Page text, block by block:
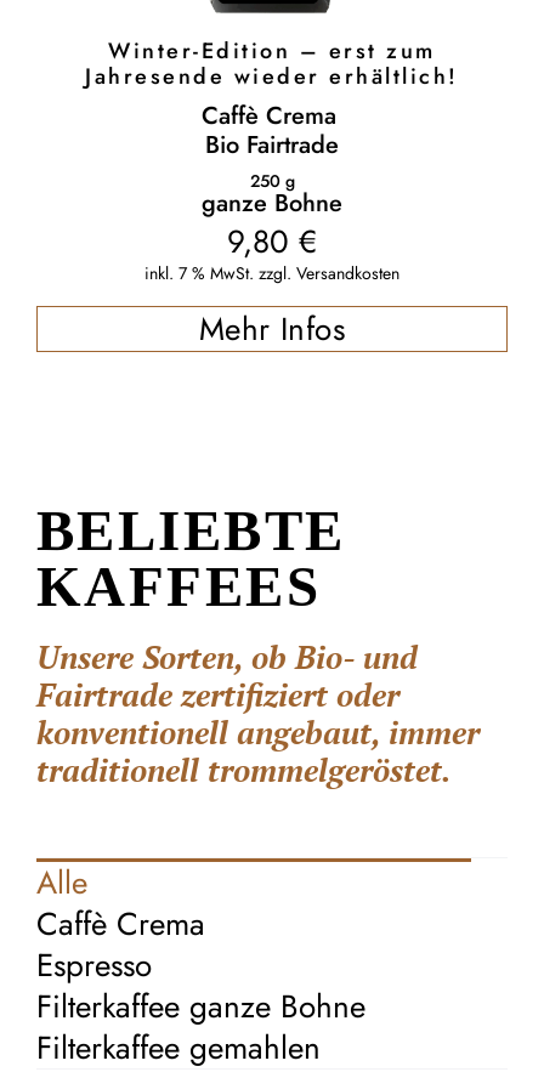
Winter-Edition – erst zum
Jahresende wieder erhältlich!
Caffè Crema
Bio Fairtrade
250 g
ganze Bohne
9,80 €
inkl. 7 % MwSt. zzgl. Versandkosten
Mehr Infos
BELIEBTE
KAFFEES
Unsere Sorten, ob Bio- und
Fairtrade zertifiziert oder
konventionell angebaut, immer
traditionell trommelgeröstet.
Alle
Caffè Crema
Espresso
Filterkaffee ganze Bohne
Filterkaffee gemahlen